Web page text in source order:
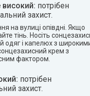
потрібен
захист.
на вулиці опівдні. Якщо
тінь. Носіть
одяг і капелюх з
крем з
фактором.
потрібен
захист.